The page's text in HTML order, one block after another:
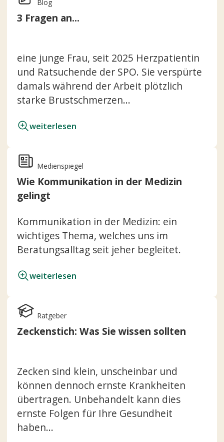
Blog
3 Fragen an...
eine junge Frau, seit 2025 Herzpatientin
und Ratsuchende der SPO. Sie verspürte
damals während der Arbeit plötzlich
starke Brustschmerzen...
weiterlesen
Medienspiegel
Wie Kommunikation in der Medizin
gelingt
Kommunikation in der Medizin: ein
wichtiges Thema, welches uns im
Beratungsalltag seit jeher begleitet.
weiterlesen
Ratgeber
Zeckenstich: Was Sie wissen sollten
Zecken sind klein, unscheinbar und
können dennoch ernste Krankheiten
übertragen. Unbehandelt kann dies
ernste Folgen für Ihre Gesundheit
haben...